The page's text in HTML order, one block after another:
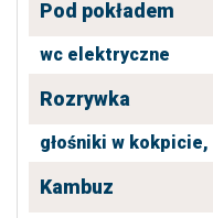
Pod pokładem
wc elektryczne
Rozrywka
głośniki w kokpicie,
Kambuz